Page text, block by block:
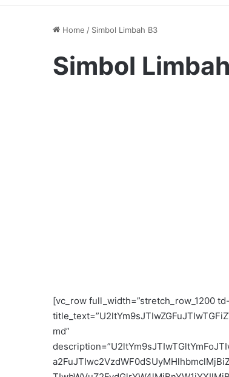
Home / Simbol Limbah B3
Simbol
[vc_row full_width=”stretch_row_1200
md”